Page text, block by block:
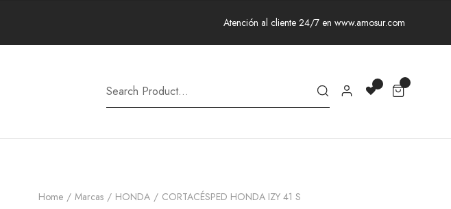
Atención al cliente 24/7 en www.amosur.com
Home Marcas HONDA CORTACÉSPED HONDA IZY 41 S